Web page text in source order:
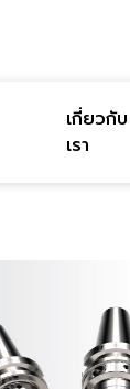
เกี่ยวกับ
เรา